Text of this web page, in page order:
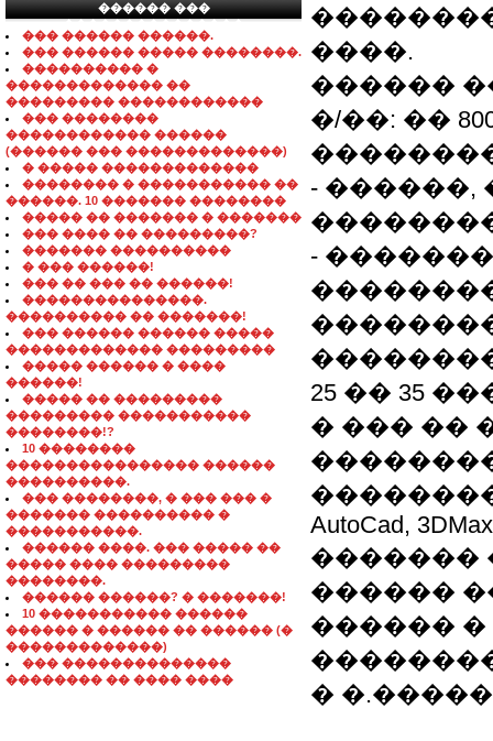
������ ���
���������������
��� ������ ������.
��� ������ ����� ��������.
���������� �
������������� ��
��������� ������������
��� ��������
������������ ������
(������ ��� �������������)
� ����� �������������
�������� � ����������� ��
������. 10 ������� ��������
����� �� ������� � �������
��� ���� �� ���������?
������� ����������
� ��� ������!
��� �� ��� �� ������!
���������������.
���������� �� �������!
��� ������ ������ �����
������������� ���������
����� ������ � ����
������!
����� �� ���������
��������� �����������
��������!?
10 ��������
���������������� ������
����������.
��� ��������, � ��� ��� �
������� ���������� �
�����������.
������ ����. ��� ����� ��
����� ���� ���������
��������.
������ ������? � �������!
10 ����������� ������
������ � ������ �� ������ (�
�������������)
��� ��������������
�������� �� ���� ����
����.
������
�/��: ��
-
-
25 �� 35
� ��� ��
��������
AutoCad,
�������
������
������
�